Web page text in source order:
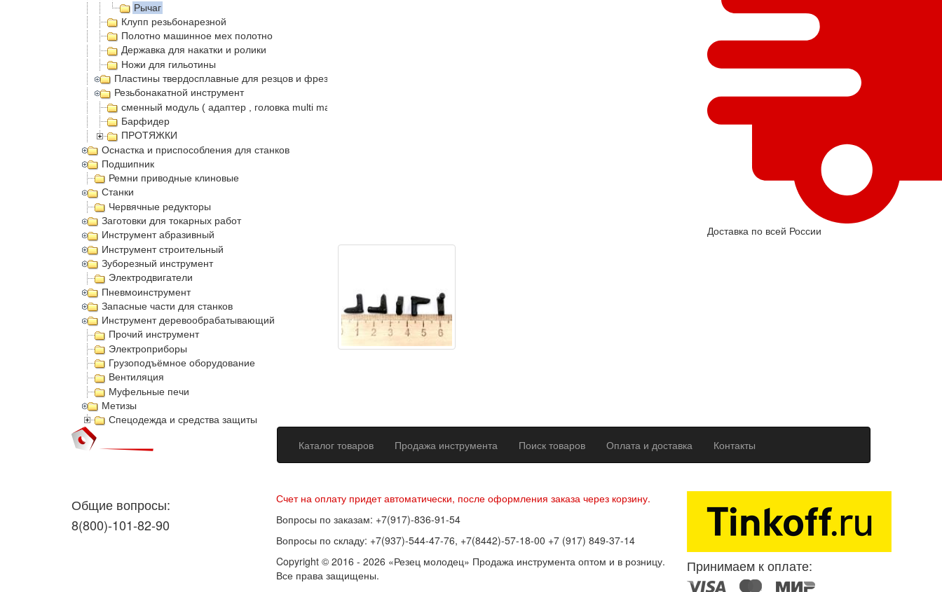
Рычаг
Клупп резьбонарезной
Полотно машинное мех полотно
Державка для накатки и ролики
Ножи для гильотины
Пластины твердосплавные для резцов и фрез
Резьбонакатной инструмент
сменный модуль ( адаптер , головка multi master )
Барфидер
ПРОТЯЖКИ
Оснастка и приспособления для станков
Подшипник
Ремни приводные клиновые
Станки
Червячные редукторы
Заготовки для токарных работ
Инструмент абразивный
Инструмент строительный
Зуборезный инструмент
Электродвигатели
Пневмоинструмент
Запасные части для станков
Инструмент деревообрабатывающий
Прочий инструмент
Электроприборы
Грузоподъёмное оборудование
Вентиляция
Муфельные печи
Метизы
Спецодежда и средства защиты
Доставка по всей России
Каталог товаров Продажа инструмента Поиск товаров Оплата и доставка Контакты
Общие вопросы:
8(800)-101-82-90
Счет на оплату придет автоматически, после оформления заказа через корзину.
Вопросы по заказам: +7(917)-836-91-54
Вопросы по складу: +7(937)-544-47-76, +7(8442)-57-18-00 +7 (917) 849-37-14
Copyright © 2016 - 2026 «Резец молодец» Продажа инструмента оптом и в розницу.
Все права защищены.
Принимаем к оплате: